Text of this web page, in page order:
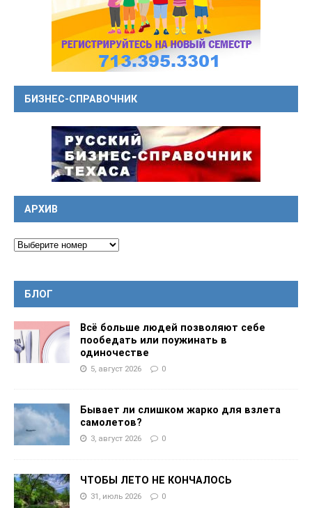
БИЗНЕС-СПРАВОЧНИК
АРХИВ
БЛОГ
Всё больше людей позволяют себе
пообедать или поужинать в
одиночестве
5, август 2026 0
Бывает ли слишком жарко для взлета
самолетов?
3, август 2026 0
ЧТОБЫ ЛЕТО НЕ КОНЧАЛОСЬ
31, июль 2026 0